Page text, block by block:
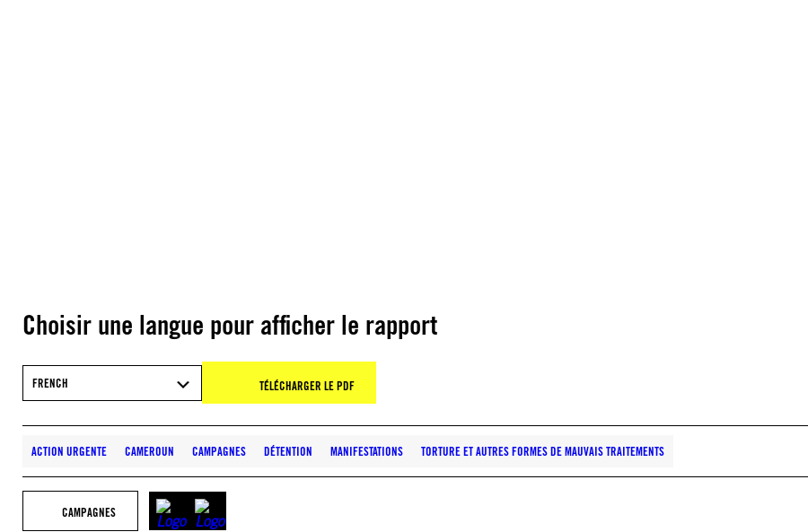
Choisir une langue pour afficher le rapport
FRENCH TÉLÉCHARGER LE PDF
ACTION URGENTE CAMEROUN CAMPAGNES DÉTENTION MANIFESTATIONS TORTURE ET AUTRES FORMES DE MAUVAIS TRAITEMENTS
CAMPAGNES